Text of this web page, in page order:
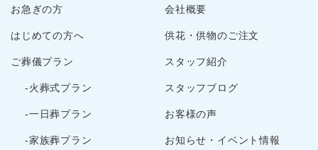
2023年5月
2023年3月
2022年10月
2022年9月
2022年8月
お急ぎの方
はじめての方へ
ご葬儀プラン
-火葬式プラン
-一日葬プラン
-家族葬プラン
会社概要
供花・供物のご注文
スタッフ紹介
スタッフブログ
お客様の声
お知らせ・イベント情報